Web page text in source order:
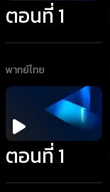
ตอนที่ 1
พากย์ไทย
ตอนที่ 1